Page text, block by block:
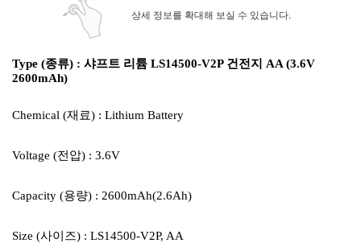
상세 정보를 확대해 보실 수 있습니다.
Type (종류) : 샤프트 리튬 LS14500-V2P 건전지 AA (3.6V
2600mAh)
Chemical (재료) : Lithium Battery
Voltage (전압) : 3.6V
Capacity (용량) : 2600mAh(2.6Ah)
Size (사이즈) : LS14500-V2P, AA